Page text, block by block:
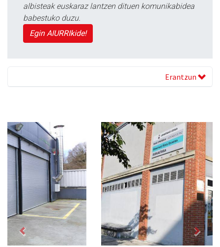
albisteak euskaraz lantzen dituen komunikabidea
babestuko duzu.
Egin AIURRIkide!
Erantzun
Previous Next